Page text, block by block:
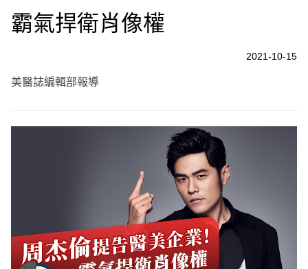
霸氣捍衛肖像權
2021-10-15
美醫誌編輯部報導